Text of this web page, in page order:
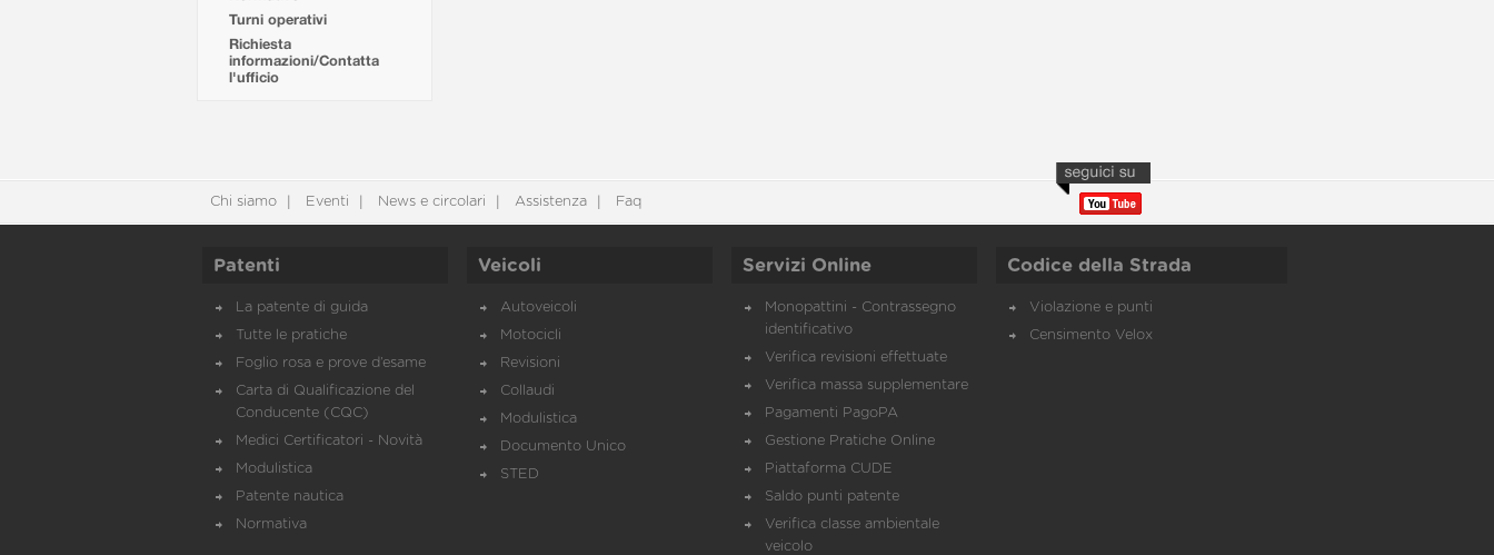
Turni operativi
Richiesta
informazioni/Contatta
l'ufficio
Chi siamo Eventi News e circolari Assistenza Faq
Patenti
La patente di guida
Tutte le pratiche
Foglio rosa e prove d’esame
Carta di Qualificazione del
Conducente (CQC)
Medici Certificatori - Novità
Modulistica
Patente nautica
Normativa
Veicoli
Autoveicoli
Motocicli
Revisioni
Collaudi
Modulistica
Documento Unico
STED
Servizi Online
Monopattini - Contrassegno
identificativo
Verifica revisioni effettuate
Verifica massa supplementare
Pagamenti PagoPA
Gestione Pratiche Online
Piattaforma CUDE
Saldo punti patente
Verifica classe ambientale
veicolo
Codice della Strada
Violazione e punti
Censimento Velox